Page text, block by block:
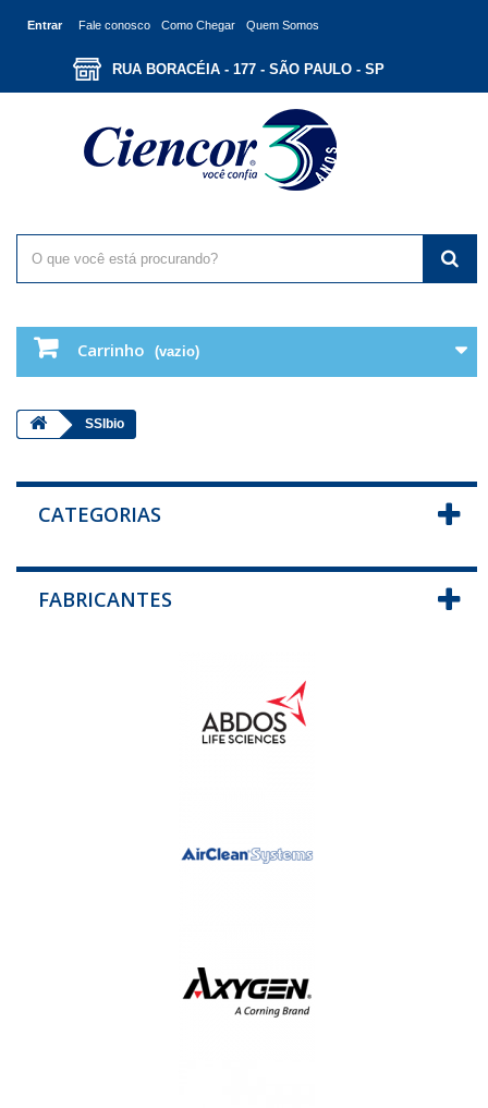
Entrar Fale conosco Como Chegar Quem Somos
RUA BORACÉIA - 177 - SÃO PAULO - SP
Carrinho (vazio)
SSIbio
CATEGORIAS
FABRICANTES